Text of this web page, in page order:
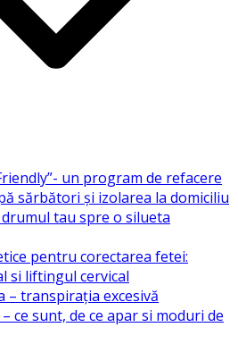
un program de refacere
sărbători și izolarea la domiciliu
tau spre o silueta
pentru corectarea fetei:
si liftingul cervical
– transpirația excesivă
ce sunt, de ce apar si moduri de